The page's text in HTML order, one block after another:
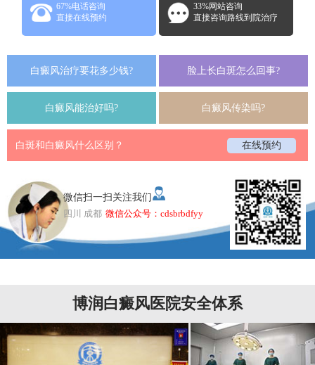
67%电话咨询
直接在线预约
33%网站咨询
直接咨询路线到院治疗
白癜风治疗要花多少钱? 脸上长白斑怎么回事?
白癜风能治好吗? 白癜风传染吗?
白斑和白癜风什么区别？ 在线预约
微信扫一扫关注我们
四川 成都 微信公众号：cdsbrbdfyy
博润白癜风医院安全体系